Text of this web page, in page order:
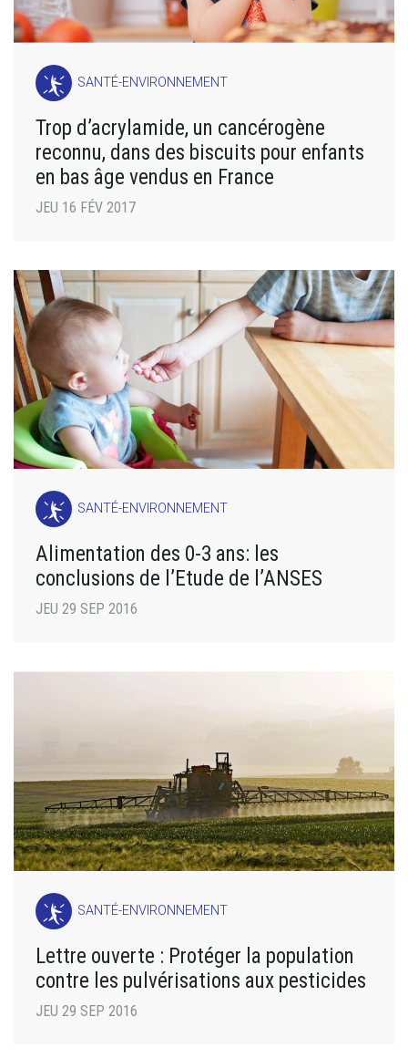
SANTÉ-ENVIRONNEMENT
Trop d’acrylamide, un cancérogène
reconnu, dans des biscuits pour enfants
en bas âge vendus en France
JEU 16 FÉV 2017
SANTÉ-ENVIRONNEMENT
Alimentation des 0-3 ans: les
conclusions de l’Etude de l’ANSES
JEU 29 SEP 2016
SANTÉ-ENVIRONNEMENT
Lettre ouverte : Protéger la population
contre les pulvérisations aux pesticides
JEU 29 SEP 2016